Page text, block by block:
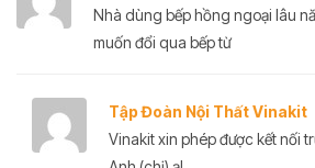
Nhà dùng bếp hồng ngoại lâu
muốn đổi qua bếp từ
Tập Đoàn Nội Thất Vinakit
Vinakit xin phép được kết nối